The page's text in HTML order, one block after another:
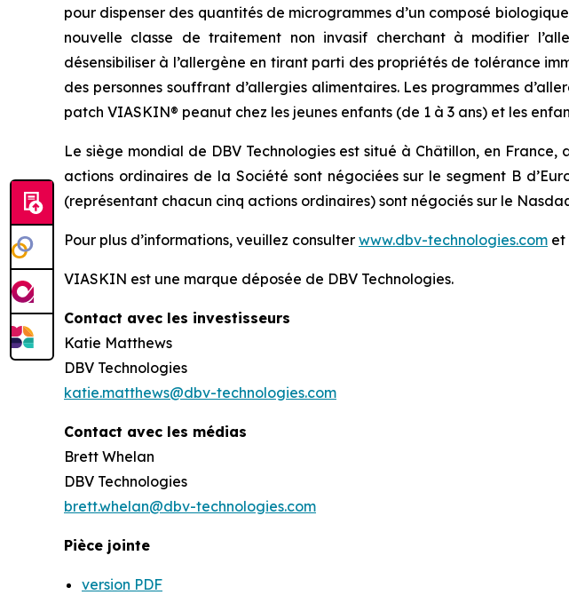
pour dispenser des quantités de microgrammes d’un composé
nouvelle classe de traitement non invasif cherchant à modifier
désensibiliser à l’allergène en tirant parti des propriétés de tolérance
des personnes souffrant d’allergies alimentaires. Les programmes
patch VIASKIN® peanut chez les jeunes enfants (de 1 à 3 ans) et les
Le siège mondial de DBV Technologies est situé à Châtillon, en
actions ordinaires de la Société sont négociées sur le segment B
(représentant chacun cinq actions ordinaires) sont négociés sur le
Pour plus d’informations, veuillez consulter www.dbv-technologies.com et
VIASKIN est une marque déposée de DBV Technologies.
Contact avec les investisseurs
Katie Matthews
DBV Technologies
katie.matthews@dbv-technologies.com
Contact avec les médias
Brett Whelan
DBV Technologies
brett.whelan@dbv-technologies.com
Pièce jointe
version PDF